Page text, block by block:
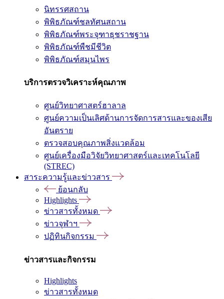
นิทรรศสถาน
พิพิธภัณฑ์ชลทัศนสถาน
พิพิธภัณฑ์พระจุฑาธุชราชฐาน
พิพิธภัณฑ์พืชมีชีวิต
พิพิธภัณฑ์สมุนไพร
บริการตรวจวิเคราะห์คุณภาพ
ศูนย์วิทยาศาสตร์ฮาลาล
ศูนย์ความเป็นเลิศด้านการจัดการสารและของเสีย
อันตราย
ตรวจสอบคุณภาพสิ่งแวดล้อม
ศูนย์เครื่องมือวิจัยวิทยาศาสตร์และเทคโนโลยี
(STREC)
สาระความรู้และข่าวสาร
ย้อนกลับ
Highlights
ข่าวสารทั้งหมด
ข่าวจุฬาฯ
ปฏิทินกิจกรรม
ข่าวสารและกิจกรรม
Highlights
ข่าวสารทั้งหมด